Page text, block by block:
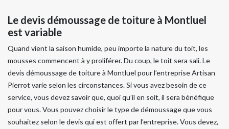
Le devis démoussage de toiture à Montluel
est variable
Quand vient la saison humide, peu importe la nature du toit, les
mousses commencent à y proliférer. Du coup, le toit sera sali. Le
devis démoussage de toiture à Montluel pour l’entreprise Artisan
Pierrot varie selon les circonstances. Si vous avez besoin de ce
service, vous devez savoir que, quoi qu’il en soit, il sera bénéfique
pour vous. Vous pouvez choisir le type de démoussage que vous
souhaitez selon le devis qui est offert par l’entreprise. Vous devez,